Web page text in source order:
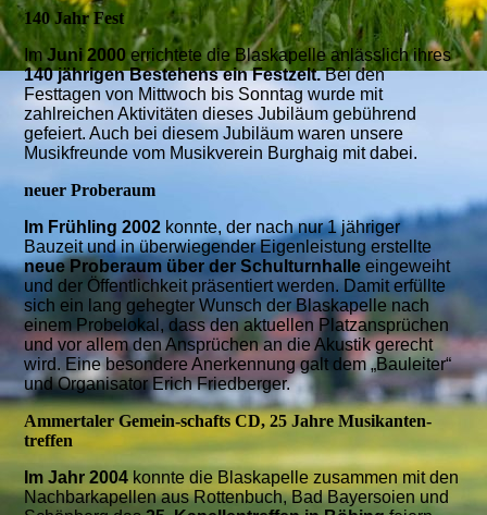
140 Jahr Fest
ImJuni 2000errichtete die Blaskapelle anlässlich ihres
140 jährigen Bestehens ein Festzelt.Bei den
Festtagen von Mittwoch bis Sonntag wurde mit
zahlreichen Aktivitäten dieses Jubiläum gebührend
gefeiert. Auch bei diesem Jubiläum waren unsere
Musikfreunde vom Musikverein Burghaig mit dabei.
neuer Proberaum
Im Frühling 2002 konnte, der nach nur 1 jähriger
Bauzeit und in überwiegender Eigenleistung erstellte
neue Proberaum über der Schulturnhalle eingeweiht
und der Öffentlichkeit präsentiert werden. Damit erfüllte
sich ein lang gehegter Wunsch der Blaskapelle nach
einem Probelokal, dass den aktuellen Platzansprüchen
und vor allem den Ansprüchen an die Akustik gerecht
wird. Eine besondere Anerkennung galt dem „Bauleiter“
und Organisator Erich Friedberger.
Ammertaler Gemein-schafts CD, 25 Jahre Musikanten-
treffen
Im Jahr 2004 konnte die Blaskapelle zusammen mit den
Nachbarkapellen aus Rottenbuch, Bad Bayersoien und